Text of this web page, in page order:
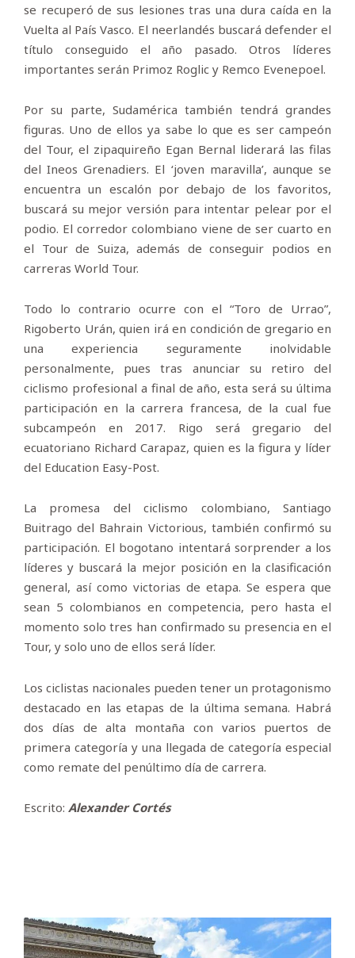
se recuperó de sus lesiones tras una dura caída en la
Vuelta al País Vasco. El neerlandés buscará defender el
título conseguido el año pasado. Otros líderes
importantes serán Primoz Roglic y Remco Evenepoel.
Por su parte, Sudamérica también tendrá grandes
figuras. Uno de ellos ya sabe lo que es ser campeón
del Tour, el zipaquireño Egan Bernal liderará las filas
del Ineos Grenadiers. El ‘joven maravilla’, aunque se
encuentra un escalón por debajo de los favoritos,
buscará su mejor versión para intentar pelear por el
podio. El corredor colombiano viene de ser cuarto en
el Tour de Suiza, además de conseguir podios en
carreras World Tour.
Todo lo contrario ocurre con el “Toro de Urrao”,
Rigoberto Urán, quien irá en condición de gregario en
una experiencia seguramente inolvidable
personalmente, pues tras anunciar su retiro del
ciclismo profesional a final de año, esta será su última
participación en la carrera francesa, de la cual fue
subcampeón en 2017. Rigo será gregario del
ecuatoriano Richard Carapaz, quien es la figura y líder
del Education Easy-Post.
La promesa del ciclismo colombiano, Santiago
Buitrago del Bahrain Victorious, también confirmó su
participación. El bogotano intentará sorprender a los
líderes y buscará la mejor posición en la clasificación
general, así como victorias de etapa. Se espera que
sean 5 colombianos en competencia, pero hasta el
momento solo tres han confirmado su presencia en el
Tour, y solo uno de ellos será líder.
Los ciclistas nacionales pueden tener un protagonismo
destacado en las etapas de la última semana. Habrá
dos días de alta montaña con varios puertos de
primera categoría y una llegada de categoría especial
como remate del penúltimo día de carrera.
Escrito: Alexander Cortés